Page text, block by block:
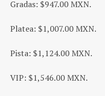
Gradas: $947.00 MXN.
Platea: $1,007.00 MXN.
Pista: $1,124.00 MXN.
VIP: $1,546.00 MXN.